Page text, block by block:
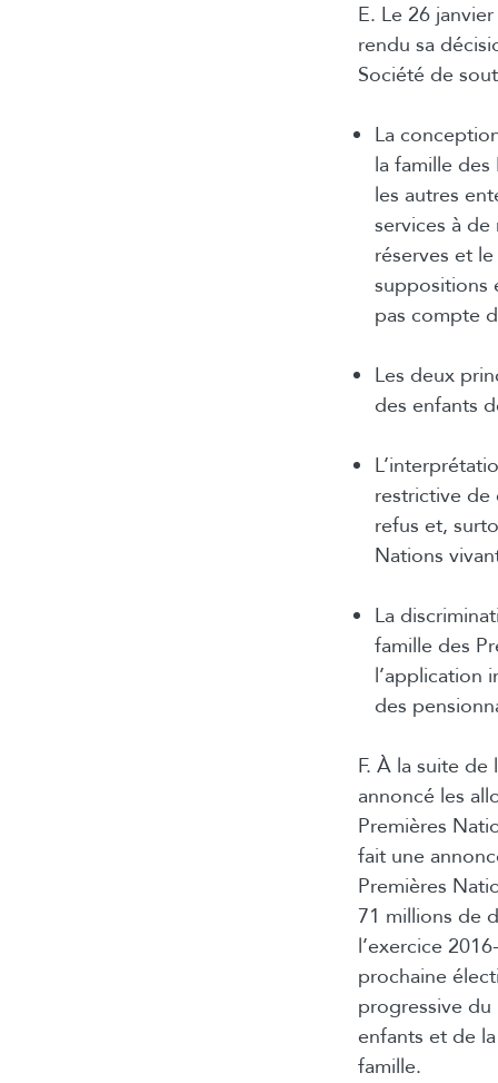
E. Le 26
rendu sa
Société de
La
la famille
les autres
services à
réserves et
suppositions
pas compte
Les deux
des enfants
restrictive de
refus et,
Nations
La
famille des
l’application
des
F. À la suite
annoncé les
Premières
fait une
Premières
71 millions de
l’exercice
prochaine
progressive
enfants et de
famille.